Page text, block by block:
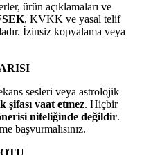
ürün açıklamaları ve
, KVKK ve yasal telif
İzinsiz kopyalama veya
sesleri veya astrolojik
şifası vaat etmez. Hiçbir
niteliğinde değildir.
başvurmalısınız.